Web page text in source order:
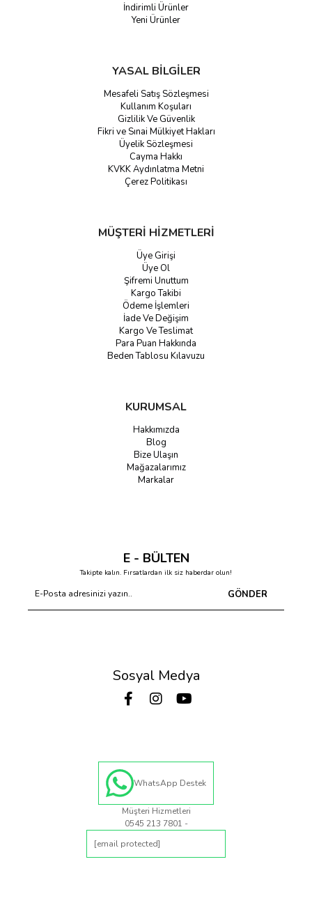
İndirimli Ürünler
Yeni Ürünler
YASAL BİLGİLER
Mesafeli Satış Sözleşmesi
Kullanım Koşuları
Gizlilik Ve Güvenlik
Fikri ve Sınai Mülkiyet Hakları
Üyelik Sözleşmesi
Cayma Hakkı
KVKK Aydınlatma Metni
Çerez Politikası
MÜŞTERİ HİZMETLERİ
Üye Girişi
Üye Ol
Şifremi Unuttum
Kargo Takibi
Ödeme İşlemleri
İade Ve Değişim
Kargo Ve Teslimat
Para Puan Hakkında
Beden Tablosu Kılavuzu
KURUMSAL
Hakkımızda
Blog
Bize Ulaşın
Mağazalarımız
Markalar
E - BÜLTEN
Takipte kalın. Fırsatlardan ilk siz haberdar olun!
GÖNDER
Sosyal Medya
WhatsApp Destek
Müşteri Hizmetleri
0545 213 7801 -
[email protected]